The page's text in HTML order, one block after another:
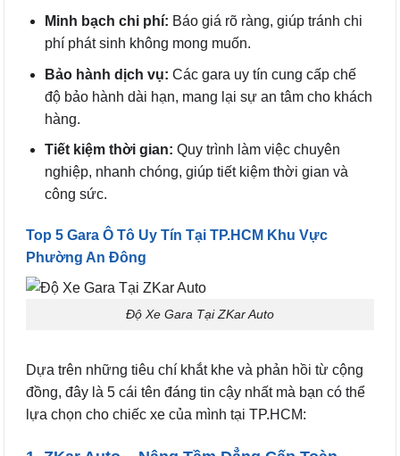
Minh bạch chi phí: Báo giá rõ ràng, giúp tránh chi
phí phát sinh không mong muốn.
Bảo hành dịch vụ: Các gara uy tín cung cấp chế
độ bảo hành dài hạn, mang lại sự an tâm cho khách
hàng.
Tiết kiệm thời gian: Quy trình làm việc chuyên
nghiệp, nhanh chóng, giúp tiết kiệm thời gian và
công sức.
Top 5 Gara Ô Tô Uy Tín Tại TP.HCM Khu Vực
Phường An Đông
Độ Xe Gara Tại ZKar Auto
Dựa trên những tiêu chí khắt khe và phản hồi từ cộng
đồng, đây là 5 cái tên đáng tin cậy nhất mà bạn có thể
lựa chọn cho chiếc xe của mình tại TP.HCM: